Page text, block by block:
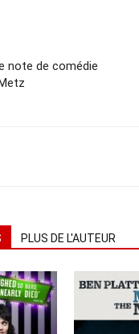
note de comédie
PLUS DE L'AUTEUR